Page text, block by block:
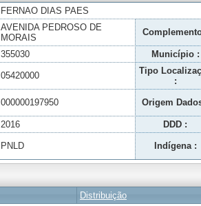
FERNAO DIAS PAES
AVENIDA PEDROSO DE
MORAIS
355030 Município :
05420000
Tipo
:
000000197950 Origem
2016 DDD :
PNLD Indígena :
Distribuição